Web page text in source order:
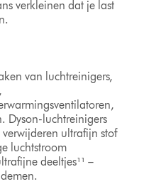
verkleinen dat je last
van luchtreinigers,
Dyson-luchtreinigers
ultrafijn stof
luchtstroom
deeltjes¹¹ –